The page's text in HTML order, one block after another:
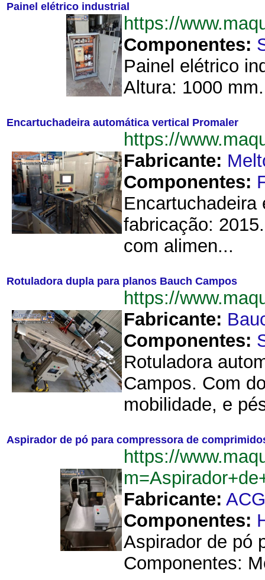
Painel elétrico industrial
https://
Componentes:
Painel elétrico
Altura: 1000
Encartuchadeira automática vertical Promaler
https://
Fabricante:
Componentes:
Encartuchadeira
fabricação:
com alimen...
Rotuladora dupla para planos Bauch Campos
https://
Fabricante:
Componentes:
Rotuladora
Campos. Com
mobilidade, e
Aspirador de pó para compressora de
https://
Fabricante: ACG
Componentes:
Aspirador de pó
Componentes: